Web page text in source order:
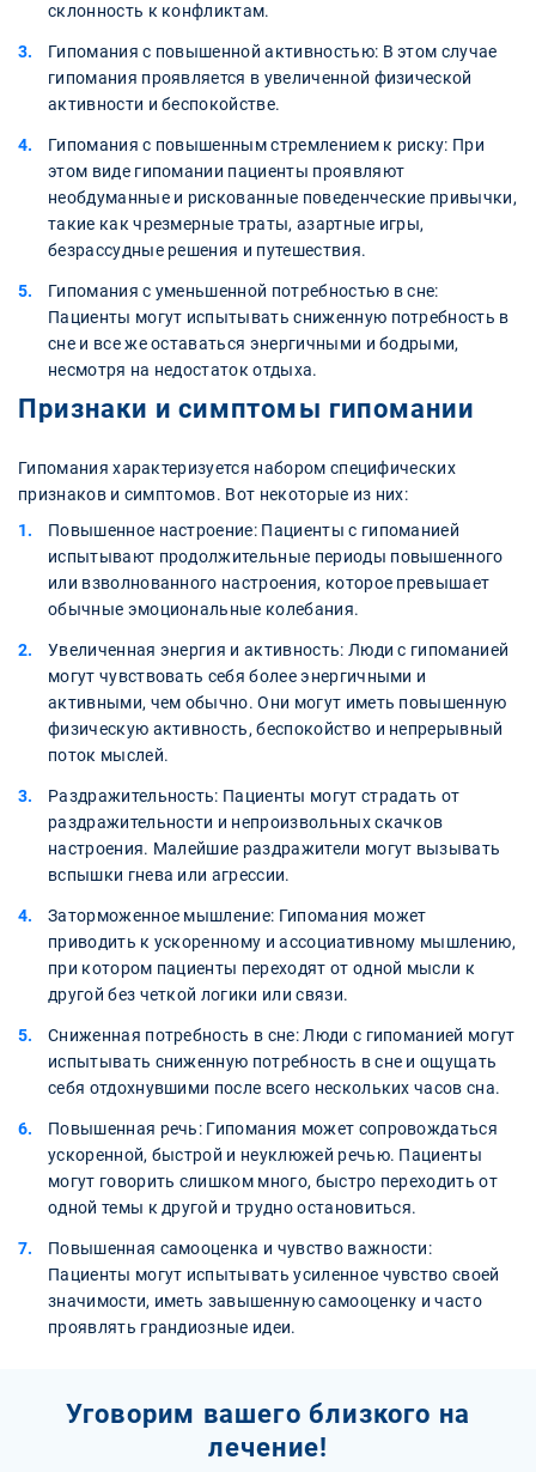
склонность к конфликтам.
Гипомания с повышенной активностью: В этом случае
гипомания проявляется в увеличенной физической
активности и беспокойстве.
Гипомания с повышенным стремлением к риску: При
этом виде гипомании пациенты проявляют
необдуманные и рискованные поведенческие привычки,
такие как чрезмерные траты, азартные игры,
безрассудные решения и путешествия.
Гипомания с уменьшенной потребностью в сне:
Пациенты могут испытывать сниженную потребность в
сне и все же оставаться энергичными и бодрыми,
несмотря на недостаток отдыха.
Признаки и симптомы гипомании
Гипомания характеризуется набором специфических
признаков и симптомов. Вот некоторые из них:
Повышенное настроение: Пациенты с гипоманией
испытывают продолжительные периоды повышенного
или взволнованного настроения, которое превышает
обычные эмоциональные колебания.
Увеличенная энергия и активность: Люди с гипоманией
могут чувствовать себя более энергичными и
активными, чем обычно. Они могут иметь повышенную
физическую активность, беспокойство и непрерывный
поток мыслей.
Раздражительность: Пациенты могут страдать от
раздражительности и непроизвольных скачков
настроения. Малейшие раздражители могут вызывать
вспышки гнева или агрессии.
Заторможенное мышление: Гипомания может
приводить к ускоренному и ассоциативному мышлению,
при котором пациенты переходят от одной мысли к
другой без четкой логики или связи.
Сниженная потребность в сне: Люди с гипоманией могут
испытывать сниженную потребность в сне и ощущать
себя отдохнувшими после всего нескольких часов сна.
Повышенная речь: Гипомания может сопровождаться
ускоренной, быстрой и неуклюжей речью. Пациенты
могут говорить слишком много, быстро переходить от
одной темы к другой и трудно остановиться.
Повышенная самооценка и чувство важности:
Пациенты могут испытывать усиленное чувство своей
значимости, иметь завышенную самооценку и часто
проявлять грандиозные идеи.
Уговорим вашего близкого на
лечение!